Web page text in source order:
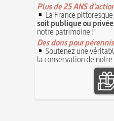
Plus de 25 ANS
La France
soit publique ou privée
notre patrimoine !
Des dons pour
Soutenez une
la conservation de notre